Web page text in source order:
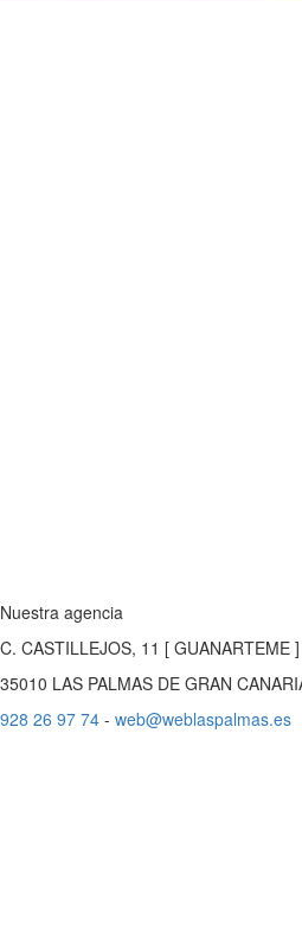
Nuestra agencia
C. CASTILLEJOS, 11 [ GUANARTEME ]
35010 LAS PALMAS DE GRAN
928 26 97 74 - web@weblaspalmas.es